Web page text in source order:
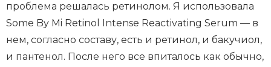
проблема решалась ретинолом. Я использовала
Some By Mi Retinol Intense Reactivating Serum — в
нем, согласно составу, есть и ретинол, и бакучиол,
и пантенол. После него все впиталось как обычно,